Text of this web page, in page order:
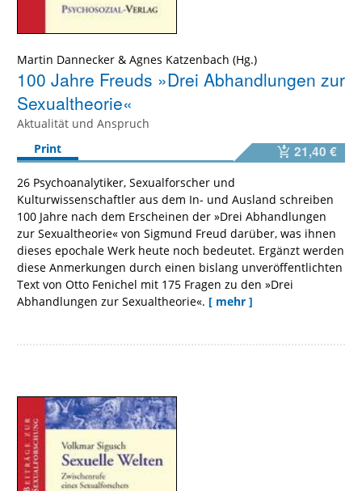
Martin Dannecker & Agnes Katzenbach
100 Jahre Freuds »Drei Abhandlungen zur
Sexualtheorie«
Aktualität und Anspruch
Print
21,40 €
26 Psychoanalytiker, Sexualforscher und
Kulturwissenschaftler aus dem In- und Ausland schreiben
100 Jahre nach dem Erscheinen der »Drei Abhandlungen
zur Sexualtheorie« von Sigmund Freud darüber, was ihnen
dieses epochale Werk heute noch bedeutet. Ergänzt werden
diese Anmerkungen durch einen bislang unveröffentlichten
Text von Otto Fenichel mit 175 Fragen zu den »Drei
Abhandlungen zur Sexualtheorie«. [ mehr ]